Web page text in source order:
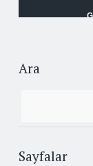
Ara
Sayfalar